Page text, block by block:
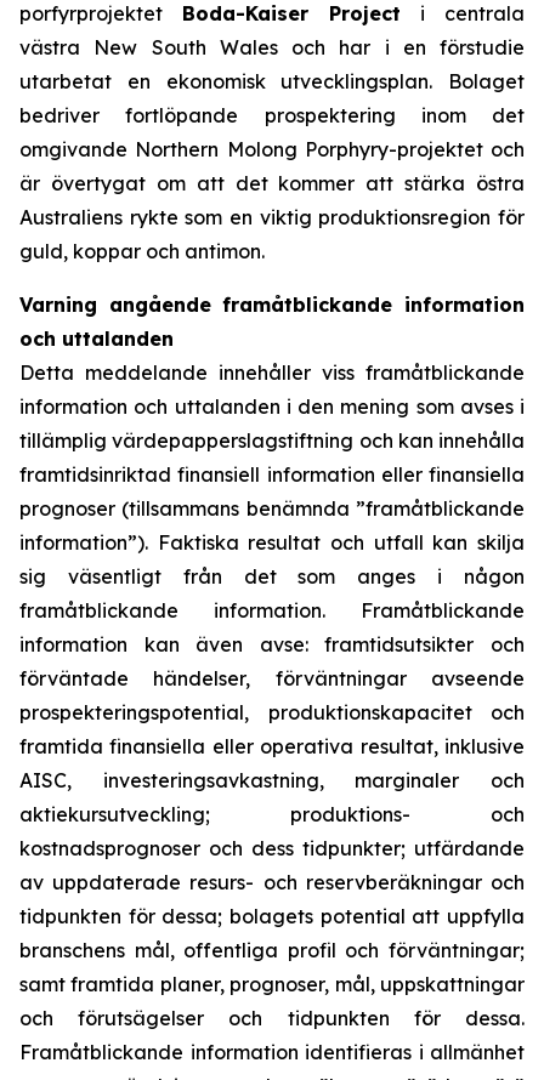
porfyrprojektet Boda-Kaiser Project i centrala
västra New South Wales och har i en förstudie
utarbetat en ekonomisk utvecklingsplan. Bolaget
bedriver fortlöpande prospektering inom det
omgivande Northern Molong Porphyry-projektet och
är övertygat om att det kommer att stärka östra
Australiens rykte som en viktig produktionsregion för
guld, koppar och antimon.
Varning angående framåtblickande information
och uttalanden
Detta meddelande innehåller viss framåtblickande
information och uttalanden i den mening som avses i
tillämplig värdepapperslagstiftning och kan innehålla
framtidsinriktad finansiell information eller finansiella
prognoser (tillsammans benämnda ”framåtblickande
information”). Faktiska resultat och utfall kan skilja
sig väsentligt från det som anges i någon
framåtblickande information. Framåtblickande
information kan även avse: framtidsutsikter och
förväntade händelser, förväntningar avseende
prospekteringspotential, produktionskapacitet och
framtida finansiella eller operativa resultat, inklusive
AISC, investeringsavkastning, marginaler och
aktiekursutveckling; produktions- och
kostnadsprognoser och dess tidpunkter; utfärdande
av uppdaterade resurs- och reservberäkningar och
tidpunkten för dessa; bolagets potential att uppfylla
branschens mål, offentliga profil och förväntningar;
samt framtida planer, prognoser, mål, uppskattningar
och förutsägelser och tidpunkten för dessa.
Framåtblickande information identifieras i allmänhet